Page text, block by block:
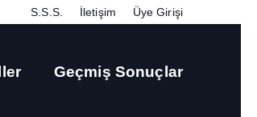
S.S.S. İletişim Üye Girişi
Geçmiş Sonuçlar